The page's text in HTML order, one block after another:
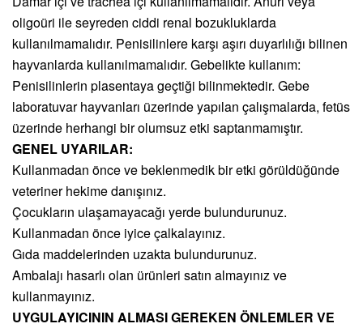
oligoüri ile seyreden ciddi renal bozukluklarda
kullanılmamalıdır. Penisilinlere karşı aşırı duyarlılığı bilinen
hayvanlarda kullanılmamalıdır. Gebelikte kullanım:
Penisilinlerin plasentaya geçtiği bilinmektedir. Gebe
laboratuvar hayvanları üzerinde yapılan çalışmalarda, fetüs
üzerinde herhangi bir olumsuz etki saptanmamıştır.
GENEL UYARILAR:
Kullanmadan önce ve beklenmedik bir etki görüldüğünde
veteriner hekime danışınız.
Çocukların ulaşamayacağı yerde bulundurunuz.
Kullanmadan önce iyice çalkalayınız.
Gıda maddelerinden uzakta bulundurunuz.
Ambalajı hasarlı olan ürünleri satın almayınız ve
kullanmayınız.
UYGULAYICININ ALMASI GEREKEN ÖNLEMLER VE